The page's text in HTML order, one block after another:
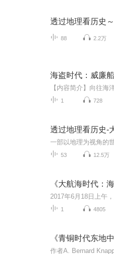
透过地理看历史
88 2.2万
海盗时代：威廉
1 728
透过地理看历史-
一部以地理为视角的
53 12.5万
《大航海时代：
1 4805
《青铜时代东地